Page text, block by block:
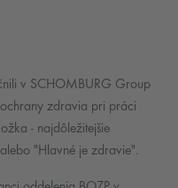
v SCHOMBURG Group
zdravia pri práci
- najdôležitejšie
"Hlavné je zdravie".